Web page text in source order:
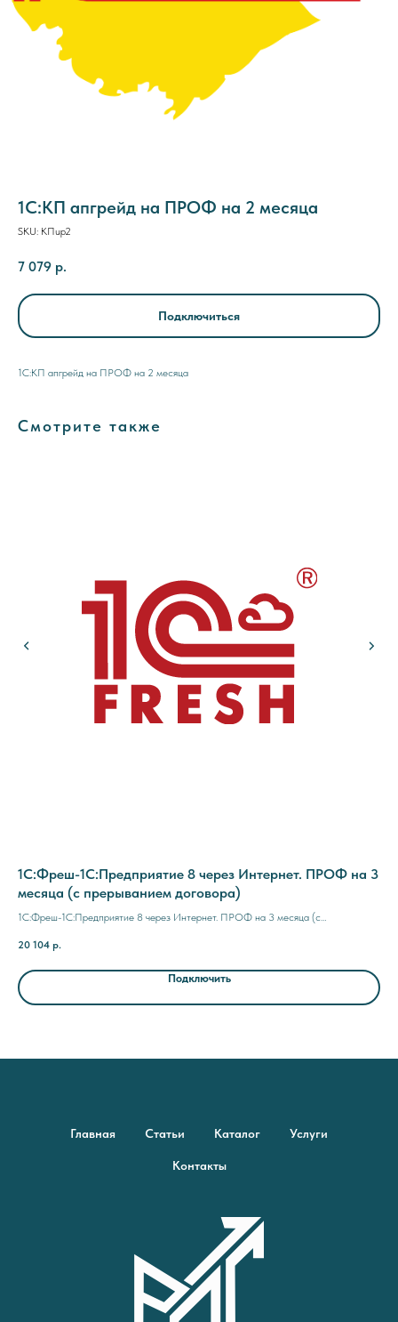
1С:КП апгрейд на ПРОФ на 2 месяца
SKU: КПup2
7 079 р.
Подключиться
1С:КП апгрейд на ПРОФ на 2 месяца
Смотрите также
1C:Фреш-1C:Предприятие 8 через Интернет. ПРОФ на 3
месяца (с прерыванием договора)
1C:Фреш-1C:Предприятие 8 через Интернет. ПРОФ на 3 месяца (с
20 104 р.
Подключить
Главная Статьи Каталог Услуги
Контакты